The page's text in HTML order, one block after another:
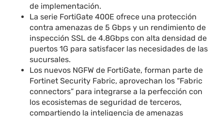
de implementación.
La serie FortiGate 400E ofrece una protección
contra amenazas de 5 Gbps y un rendimiento de
inspección SSL de 4.8Gbps con alta densidad de
puertos 1G para satisfacer las necesidades de las
sucursales.
Los nuevos NGFW de FortiGate, forman parte de
Fortinet Security Fabric, aprovechan los “Fabric
connectors” para integrarse a la perfección con
los ecosistemas de seguridad de terceros,
compartiendo la inteligencia de amenazas